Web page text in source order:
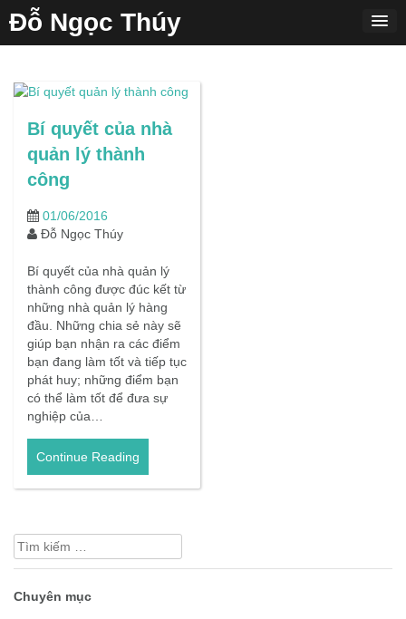
to
content
Đỗ Ngọc Thúy
Bí quyết của nhà
quản lý thành
công
01/06/2016
Đỗ Ngọc Thúy
Bí quyết của nhà quản lý
thành công được đúc kết từ
những nhà quản lý hàng
đầu. Những chia sẻ này sẽ
giúp bạn nhận ra các điểm
bạn đang làm tốt và tiếp tục
phát huy; những điểm bạn
có thể làm tốt để đưa sự
nghiệp của…
Continue Reading
Tìm
kiếm
Chuyên mục